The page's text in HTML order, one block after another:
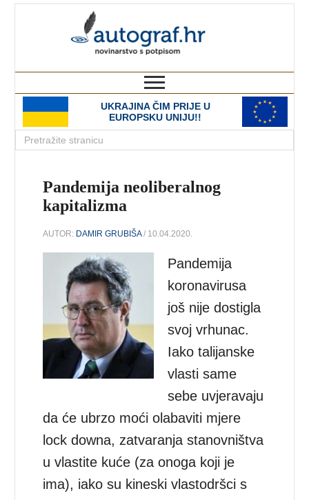
UKRAJINA ČIM PRIJE U
EUROPSKU UNIJU!!
Pandemija neoliberalnog
kapitalizma
AUTOR: DAMIR GRUBIŠA/ 10.04.2020.
Pandemija
koronavirusa
još nije dostigla
svoj vrhunac.
Iako talijanske
vlasti same
sebe uvjeravaju
da će ubrzo moći olabaviti mjere
lock downa, zatvaranja stanovništva
u vlastite kuće (za onoga koji je
ima), iako su kineski vlastodršci s